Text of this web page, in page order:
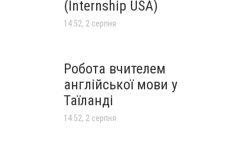
(Internship USA)
14:52, 2 серпня
Робота вчителем
англійської мови у
Таїланді
14:52, 2 серпня